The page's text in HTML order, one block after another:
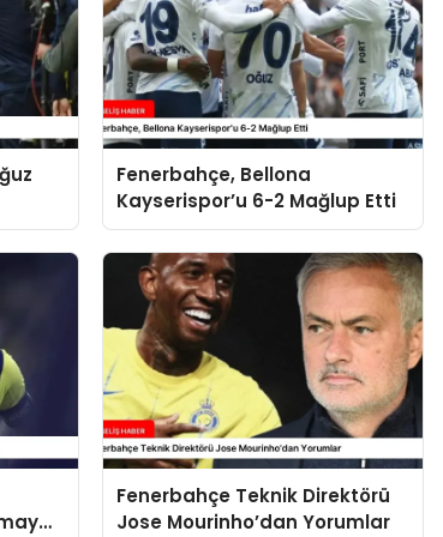
Fenerbahçe, Bellona
Kayserispor’u 6-2 Mağlup Etti
Fenerbahçe Teknik Direktörü
Jose Mourinho’dan Yorumlar